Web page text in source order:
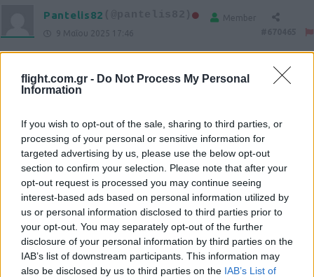
flight.com.gr - Do Not Process My Personal
Information
If you wish to opt-out of the sale, sharing to third parties, or
processing of your personal or sensitive information for
targeted advertising by us, please use the below opt-out
section to confirm your selection. Please note that after your
opt-out request is processed you may continue seeing
interest-based ads based on personal information utilized by
us or personal information disclosed to third parties prior to
your opt-out. You may separately opt-out of the further
disclosure of your personal information by third parties on the
IAB’s list of downstream participants. This information may
also be disclosed by us to third parties on the IAB’s List of
Ροή Ειδήσεων
Pantelis82 (@pantelis82)
Member
9 Μαΐου 2025 17:46
Τους Ούγγρους τους βρήκανε. Τους Πολωνούς και τους
Ρουμάνους ακόμα!